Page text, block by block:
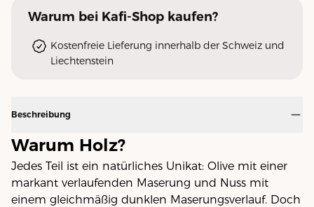
Warum bei Kafi-Shop kaufen?
Kostenfreie Lieferung innerhalb der Schweiz und
Liechtenstein
Beschreibung
Warum Holz?
Jedes Teil ist ein natürliches Unikat: Olive mit einer
markant verlaufenden Maserung und Nuss mit
einem gleichmäßig dunklen Maserungsverlauf. Doch